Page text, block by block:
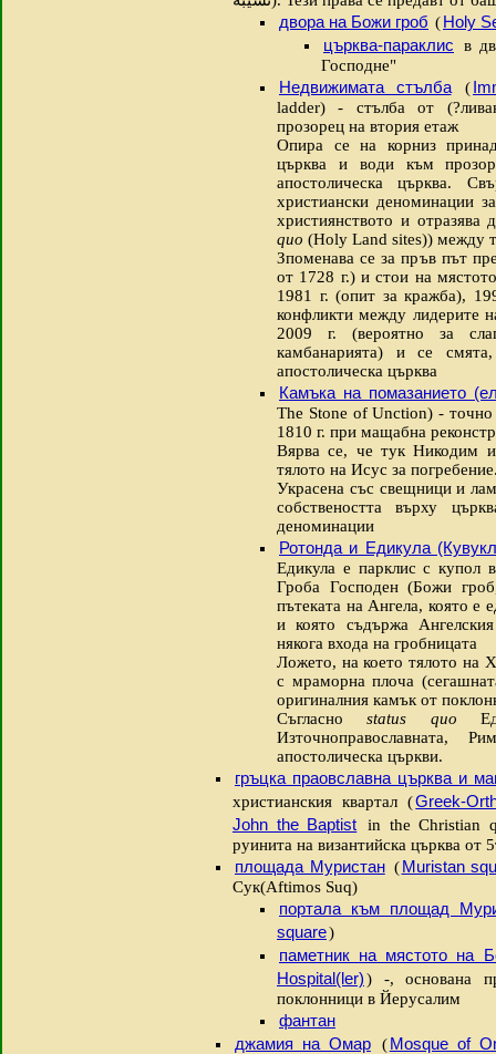
двора на Божи гроб (Holy
църква-параклис
в
Господне"
Недвижимата стълба (
ladder) - стълба от
прозорец на втория етаж
Опира се на корниз
църква и води към
апостолическа църква.
христиански деноминации
християнството и отразява
quo (Holy Land sites)) между
Зпоменава се за пръв път
от 1728 г.) и стои на
1981 г. (опит за кражба),
конфликти между лидерите
2009 г. (вероятно за
камбанарията) и се
апостолическа църква
Камъка на помазанието
The Stone of Unction) -
1810 г. при мащабна
Вярва се, че тук Никодим
тялото на Исус за
Украсена със свещници и
собствеността върху
деноминации
Ротонда и Едикула
Едикула е парклис с купол
Гроба Господен (Божи
пътеката на Ангела, която е
и която съдържа
някога входа на гробницата
Ложето, на което тялото на
с мраморна плоча
оригиналния камък от
Съгласноstatus quo
Източноправославната,
апостолическа църкви.
гръцка праовславна църква и
христианския квартал (Greek-
John the Baptist
in the Christian
руинита на византийска църква от
площада Муристан ( Muristan
Сук(Aftimos Suq)
портала към площад
square)
паметник на мястото на
Hospital(ler)) -, основана
поклонници в Йерусалим
фантан
джамия на Омар
( Mosque of